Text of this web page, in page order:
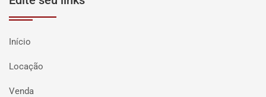
Início
Locação
Venda